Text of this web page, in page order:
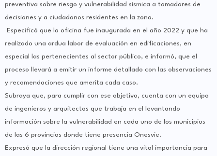
preventiva sobre riesgo y vulnerabilidad sísmica a tomadores de
decisiones y a ciudadanos residentes en la zona.
Especificó que la oficina fue inaugurada en el año 2022 y que ha
realizado una ardua labor de evaluación en edificaciones, en
especial las pertenecientes al sector público, e informó, que el
proceso llevará a emitir un informe detallado con las observaciones
y recomendaciones que amerita cada caso.
Subraya que, para cumplir con ese objetivo, cuenta con un equipo
de ingenieros y arquitectos que trabaja en el levantando
información sobre la vulnerabilidad en cada uno de los municipios
de las 6 provincias donde tiene presencia Onesvie.
Expresó que la dirección regional tiene una vital importancia para